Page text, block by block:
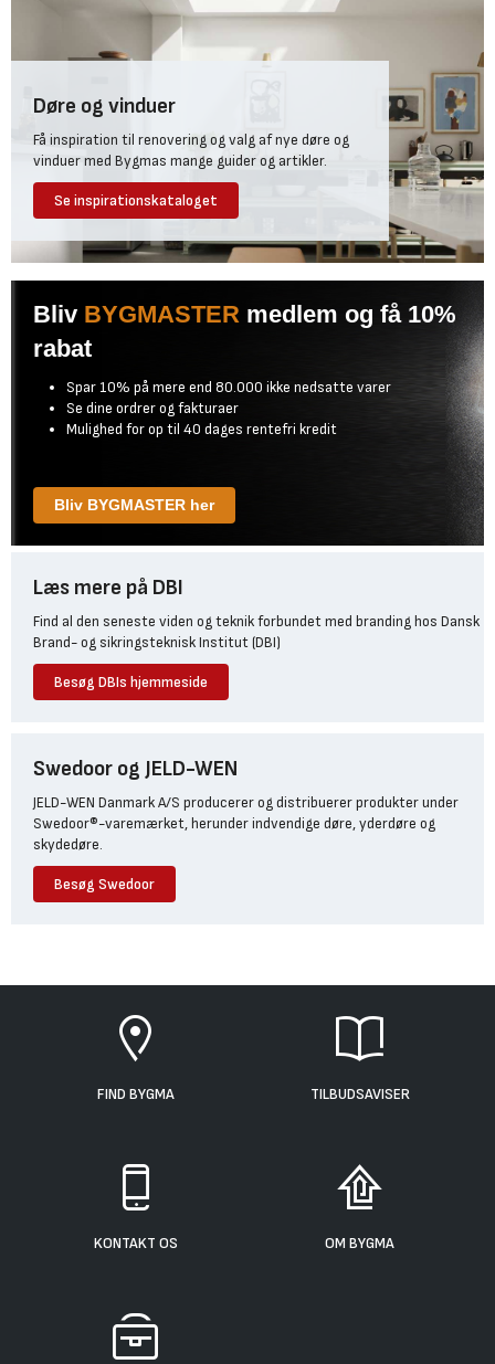
Døre og vinduer
Få inspiration til renovering og valg af nye døre og
vinduer med Bygmas mange guider og artikler.
Se inspirationskataloget
Bliv BYGMASTER medlem og få 10%
rabat
Spar 10% på mere end 80.000 ikke nedsatte varer
Se dine ordrer og fakturaer
Mulighed for op til 40 dages rentefri kredit
Bliv BYGMASTER her
Læs mere på DBI
Find al den seneste viden og teknik forbundet med branding hos Dansk
Brand- og sikringsteknisk Institut (DBI)
Besøg DBIs hjemmeside
Swedoor og JELD-WEN
JELD-WEN Danmark A/S producerer og distribuerer produkter under
Swedoor®-varemærket, herunder indvendige døre, yderdøre og
skydedøre.
Besøg Swedoor
FIND BYGMA TILBUDSAVISER
KONTAKT OS OM BYGMA